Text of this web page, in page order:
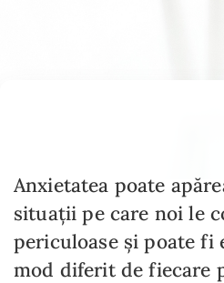
Anxietatea poate
situații pe care noi le
periculoase și poate fi
mod diferit de fiecare